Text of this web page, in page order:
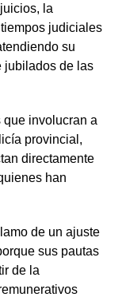
la
judiciales
su
jubilados de las
que involucran a
provincial,
directamente
han
de un ajuste
sus pautas
de la